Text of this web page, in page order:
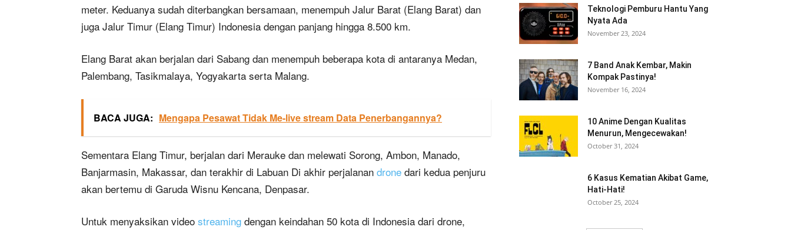
meter. Keduanya sudah diterbangkan bersamaan, menempuh Jalur Barat (Elang Barat) dan
juga Jalur Timur (Elang Timur) Indonesia dengan panjang hingga 8.500 km.
Elang Barat akan berjalan dari Sabang dan menempuh beberapa kota di antaranya Medan,
Palembang, Tasikmalaya, Yogyakarta serta Malang.
BACA JUGA: Mengapa Pesawat Tidak Me-live stream Data Penerbangannya?
Sementara Elang Timur, berjalan dari Merauke dan melewati Sorong, Ambon, Manado,
Banjarmasin, Makassar, dan terakhir di Labuan Di akhir perjalanan drone dari kedua penjuru
akan bertemu di Garuda Wisnu Kencana, Denpasar.
Untuk menyaksikan video streaming dengan keindahan 50 kota di Indonesia dari drone,
Teknologi Pemburu Hantu Yang
Nyata Ada
November 23, 2024
7 Band Anak Kembar, Makin
Kompak Pastinya!
November 16, 2024
10 Anime Dengan Kualitas
Menurun, Mengecewakan!
October 31, 2024
6 Kasus Kematian Akibat Game,
Hati-Hati!
October 25, 2024